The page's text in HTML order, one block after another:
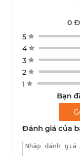
0
5
4
3
2
1
Bạn
Đánh giá của